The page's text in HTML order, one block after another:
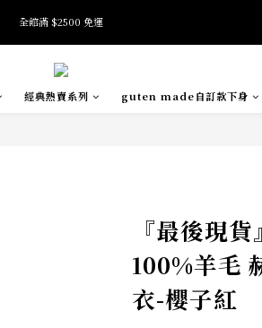
全館滿 $2500 免運
全館滿 $2500 免運
加入會員即享首購禮金 $100元
7
6
5
4
3
2
9
8
7
6
5
5
4
7
4
2
1
8
5
4
5
2
1
經典熱賣系列 guten made自訂款下身
『最後現
100%羊毛
衣-櫻子紅